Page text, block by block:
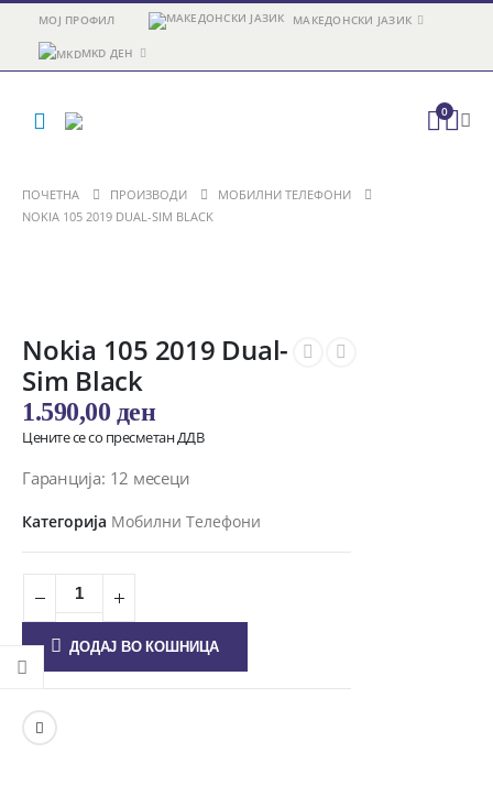
МОЈ ПРОФИЛ МАКЕДОНСКИ ЈАЗИК
MKD ДЕН
0
ПОЧЕТНА ПРОИЗВОДИ
МОБИЛНИ ТЕЛЕФОНИ
NOKIA 105 2019 DUAL-SIM BLACK
Nokia 105 2019 Dual-
Sim Black
1.590,00 ден
Цените се со пресметан ДДВ
Гаранција: 12 месеци
Категорија Мобилни Телефони
ДОДАЈ ВО КОШНИЦА